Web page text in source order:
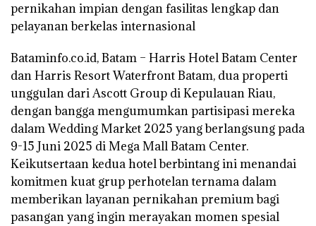
pernikahan impian dengan fasilitas lengkap dan
pelayanan berkelas internasional
Bataminfo.co.id, Batam – Harris Hotel Batam Center
dan Harris Resort Waterfront Batam, dua properti
unggulan dari Ascott Group di Kepulauan Riau,
dengan bangga mengumumkan partisipasi mereka
dalam Wedding Market 2025 yang berlangsung pada
9-15 Juni 2025 di Mega Mall Batam Center.
Keikutsertaan kedua hotel berbintang ini menandai
komitmen kuat grup perhotelan ternama dalam
memberikan layanan pernikahan premium bagi
pasangan yang ingin merayakan momen spesial